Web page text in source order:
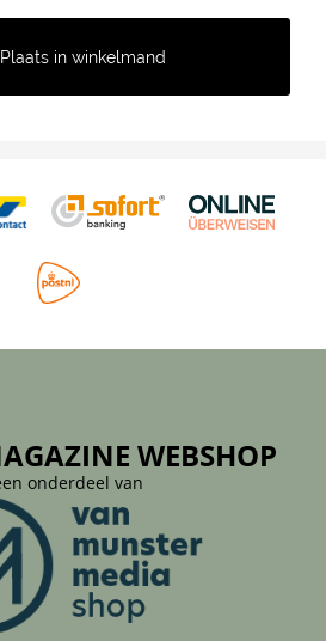
Plaats in winkelmand
WEBSHOP
onderdeel van